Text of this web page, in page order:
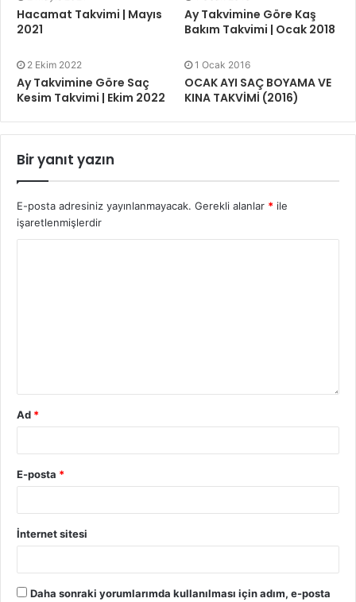
Hacamat Takvimi | Mayıs
2021
Ay Takvimine Göre Kaş
Bakım Takvimi | Ocak 2018
2 Ekim 2022
Ay Takvimine Göre Saç
Kesim Takvimi | Ekim 2022
1 Ocak 2016
OCAK AYI SAÇ BOYAMA VE
KINA TAKVİMİ (2016)
Bir yanıt yazın
E-posta adresiniz yayınlanmayacak. Gerekli alanlar * ile
işaretlenmişlerdir
Ad *
E-posta *
İnternet sitesi
Daha sonraki yorumlarımda kullanılması için adım, e-posta